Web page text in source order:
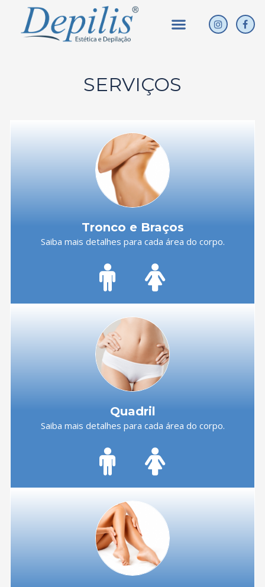
MenuI
n
s
F
a
c
SERVIÇOS
Tronco e Braços
Saiba mais detalhes para cada área do corpo.
Quadril
Saiba mais detalhes para cada área do corpo.